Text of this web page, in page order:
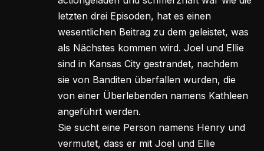
letzten drei Episoden, hat es einen
wesentlichen Beitrag zu dem geleistet, was
als Nächstes kommen wird. Joel und Ellie
sind in Kansas City gestrandet, nachdem
sie von Banditen überfallen wurden, die
von einer Überlebenden namens Kathleen
angeführt werden.
Sie sucht eine Person namens Henry und
vermutet, dass er mit Joel und Ellie